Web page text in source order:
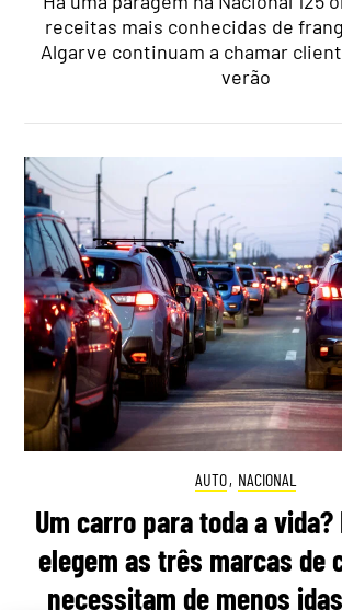
receitas mais conhecidas de
Algarve continuam a chamar
verão
AUTO, NACIONAL
Um carro para toda a vida?
elegem as três marcas de
necessitam de menos